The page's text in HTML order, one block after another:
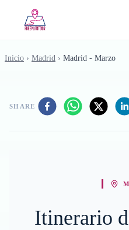
Inicio › Madrid › Madrid - Marzo
SHARE
Itinerario